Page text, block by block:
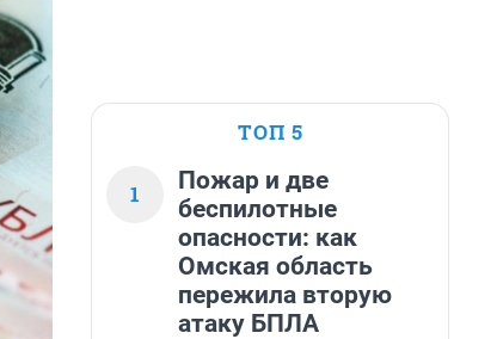
ТОП 5
1
Пожар и две
беспилотные
опасности: как
Омская область
пережила вторую
атаку БПЛА